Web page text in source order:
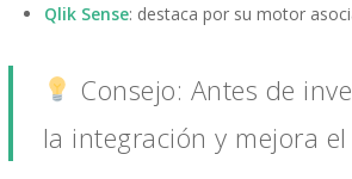
Qlik Sense: destaca por su motor
Consejo: Antes de
la integración y mejora